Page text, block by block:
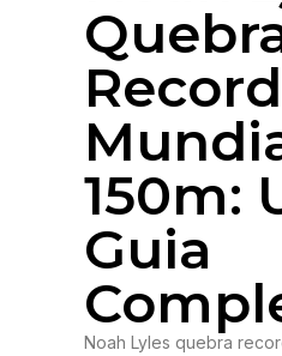
150m:
Guia
Noah Lyles quebra